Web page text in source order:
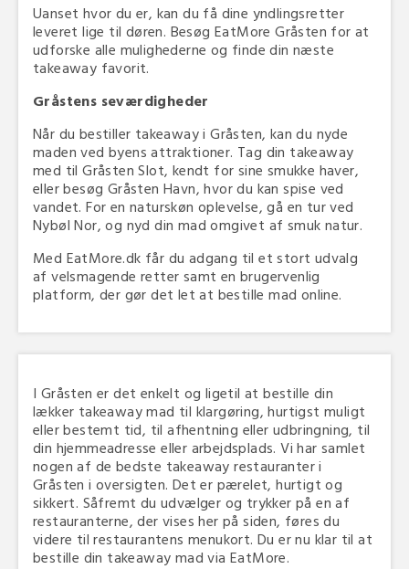
Uanset hvor du er, kan du få dine yndlingsretter
leveret lige til døren. Besøg EatMore Gråsten for at
udforske alle mulighederne og finde din næste
takeaway favorit.
Gråstens seværdigheder
Når du bestiller takeaway i Gråsten, kan du nyde
maden ved byens attraktioner. Tag din takeaway
med til Gråsten Slot, kendt for sine smukke haver,
eller besøg Gråsten Havn, hvor du kan spise ved
vandet. For en naturskøn oplevelse, gå en tur ved
Nybøl Nor, og nyd din mad omgivet af smuk natur.
Med EatMore.dk får du adgang til et stort udvalg
af velsmagende retter samt en brugervenlig
platform, der gør det let at bestille mad online.
I Gråsten er det enkelt og ligetil at bestille din
lækker takeaway mad til klargøring, hurtigst muligt
eller bestemt tid, til afhentning eller udbringning, til
din hjemmeadresse eller arbejdsplads. Vi har samlet
nogen af de bedste takeaway restauranter i
Gråsten i oversigten. Det er pærelet, hurtigt og
sikkert. Såfremt du udvælger og trykker på en af
restauranterne, der vises her på siden, føres du
videre til restaurantens menukort. Du er nu klar til at
bestille din takeaway mad via EatMore.